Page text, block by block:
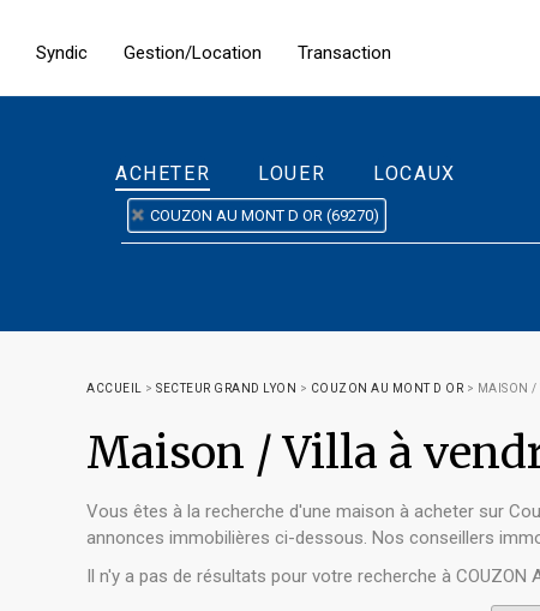
Syndic Gestion/Location Transaction
ACHETER LOUER LOCAUX
COUZON AU MONT D OR (69270)
ACCUEIL > SECTEUR GRAND LYON > COUZON AU MONT D OR > MAISON /
Maison / Villa à
Vous êtes à la recherche d'une maison à acheter sur
annonces immobilières ci-dessous. Nos conseillers
Il n'y a pas de résultats pour votre recherche à